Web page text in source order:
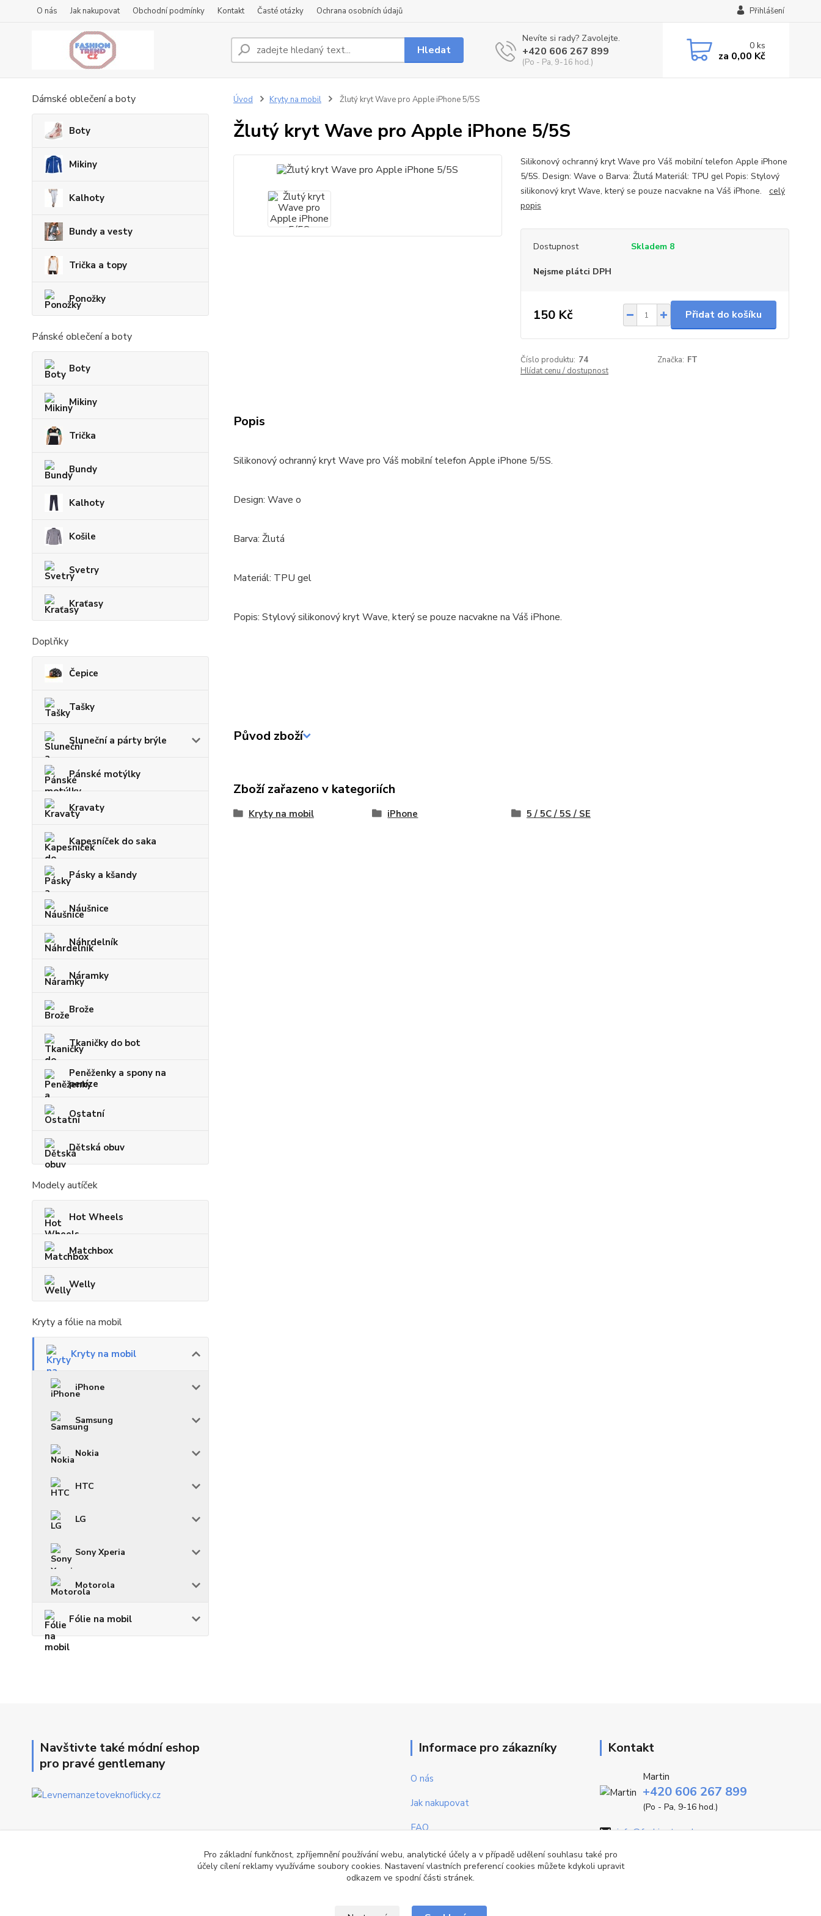
O nás Jak nakupovat Obchodní podmínky Kontakt Časté otázky Ochrana osobních údajů Přihlášení
Hledat
Nevíte si rady? Zavolejte.
+420 606 267 899
(Po - Pa, 9-16 hod.)
0ks
za 0,00 Kč
Dámské oblečení a boty
Boty
Mikiny
Kalhoty
Bundy a vesty
Trička a topy
Ponožky
Pánské oblečení a boty
Boty
Mikiny
Trička
Bundy
Kalhoty
Košile
Svetry
Kraťasy
Doplňky
Čepice
Tašky
Sluneční a párty brýle
Pánské motýlky
Kravaty
Kapesníček do saka
Pásky a kšandy
Náušnice
Náhrdelník
Náramky
Brože
Tkaničky do bot
Peněženky a spony na
peníze
Ostatní
Dětská obuv
Modely autíček
Hot Wheels
Matchbox
Welly
Kryty a fólie na mobil
Kryty na mobil
iPhone
Samsung
Nokia
HTC
LG
Sony Xperia
Motorola
Fólie na mobil
Úvod Kryty na mobil Žlutý kryt Wave pro Apple iPhone 5/5S
Žlutý kryt Wave pro Apple iPhone 5/5S
Silikonový ochranný kryt Wave pro Váš mobilní telefon Apple iPhone
5/5S. Design: Wave o Barva: Žlutá Materiál: TPU gel Popis: Stylový
silikonový kryt Wave, který se pouze nacvakne na Váš iPhone. celý
popis
Dostupnost Skladem 8
Nejsme plátci DPH
150 Kč Přidat do košíku
Číslo produktu: 74 Značka: FT
Hlídat cenu / dostupnost
Popis
Silikonový ochranný kryt Wave pro Váš mobilní telefon Apple iPhone 5/5S.
Design: Wave o
Barva: Žlutá
Materiál: TPU gel
Popis: Stylový silikonový kryt Wave, který se pouze nacvakne na Váš iPhone.
Původ zboží
Zboží zařazeno v kategoriích
Kryty na mobil iPhone 5 / 5C / 5S / SE
Navštivte také módní eshop
pro pravé gentlemany
Informace pro zákazníky
O nás
Jak nakupovat
FAQ
Obchodní podmínky
Kontakty
Kontakt
Martin
+420 606 267 899
(Po - Pa, 9-16 hod.)
info@fashiontrend.cz
Pro základní funkčnost, zpříjemnění používání webu, analytické účely a v případě udělení souhlasu také pro
účely cílení reklamy využíváme soubory cookies. Nastavení vlastních preferencí cookies můžete kdykoli upravit
odkazem ve spodní části stránek.